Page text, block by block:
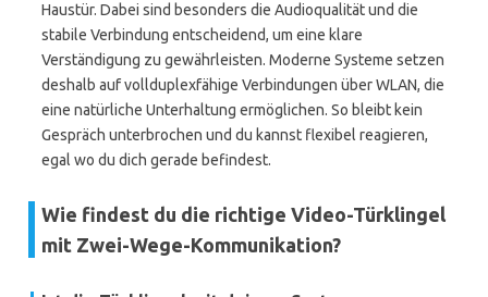
Haustür. Dabei sind besonders die Audioqualität und die
stabile Verbindung entscheidend, um eine klare
Verständigung zu gewährleisten. Moderne Systeme setzen
deshalb auf vollduplexfähige Verbindungen über WLAN, die
eine natürliche Unterhaltung ermöglichen. So bleibt kein
Gespräch unterbrochen und du kannst flexibel reagieren,
egal wo du dich gerade befindest.
Wie findest du die richtige Video-Türklingel
mit Zwei-Wege-Kommunikation?